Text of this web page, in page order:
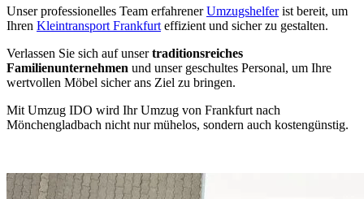
Unser professionelles Team erfahrenerUmzugshelferist bereit, um
Ihren Kleintransport Frankfurt effizient und sicher zu gestalten.
Verlassen Sie sich auf unsertraditionsreiches
Familienunternehmen und unser geschultes Personal, um Ihre
wertvollen Möbel sicher ans Ziel zu bringen.
Mit Umzug IDO wird Ihr Umzug von Frankfurt nach
Mönchengladbach nicht nur mühelos, sondern auch kostengünstig.